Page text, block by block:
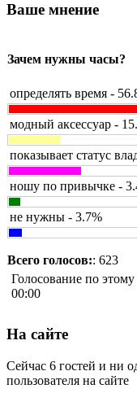
Ваше мнение
Зачем нужны часы?
определять время -
модный аксессуар -
показывает статус
ношу по привычке -
не нужны - 3.7%
Всего голосов:: 623
Голосование по
00:00
На сайте
Сейчас 6 гостей и ни
пользователя на сайте